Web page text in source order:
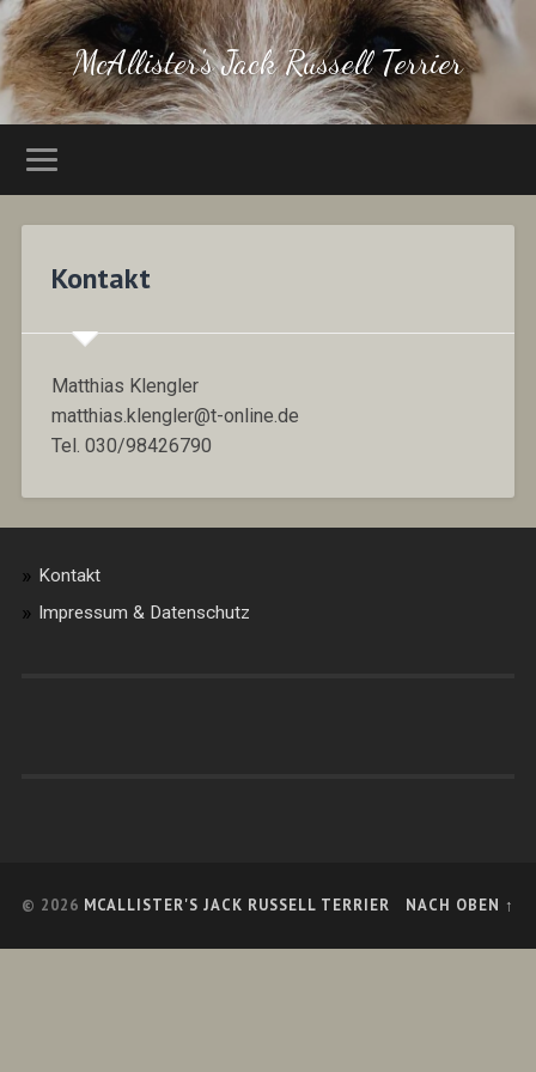
McAllister's Jack Russell Terrier
Kontakt
Matthias Klengler
matthias.klengler@t-online.de
Tel. 030/98426790
Kontakt
Impressum & Datenschutz
© 2026 MCALLISTER'S JACK RUSSELL TERRIER NACH OBEN ↑